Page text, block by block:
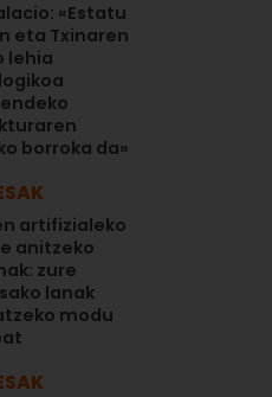
«Estatu
eta Txinaren
lehia
borroka da»
artifizialeko
anitzeko
zure
lanak
modu